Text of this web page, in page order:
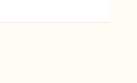
金銀パラジウム